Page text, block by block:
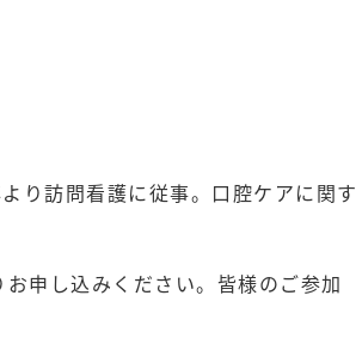
り訪問看護に従事。口腔ケアに関す
申し込みください。皆様のご参加